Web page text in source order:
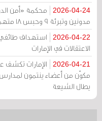
2026-04-24
مدونين وتبرئة 9 وحبس 18 متهماً بالتعاطف مع إيران
2026-04-22
استهداف طائفي
الاعتقالات في الإمارات
2026-04-21
الإمارات تكشف
مكوّن من أعضاء ينتمون
يطال الشيعة